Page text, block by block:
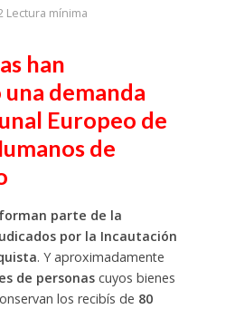
Lectura mínima
han
demanda
Europeo de
de
parte de la
por la Incautación
. Y aproximadamente
de personascuyos bienes
los recibís de 80